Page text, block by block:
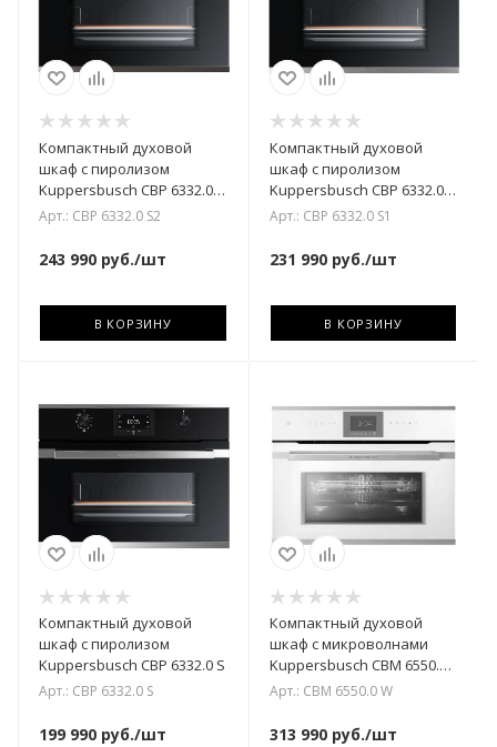
Компактный духовой
шкаф с пиролизом
Kuppersbusch CBP 6332.0
S2 Black Chrome
Арт.: CBP 6332.0 S2
243 990 руб./шт
В КОРЗИНУ
Компактный духовой
шкаф с пиролизом
Kuppersbusch CBP 6332.0
S1 Stainless Steel
Арт.: CBP 6332.0 S1
231 990руб./шт
В КОРЗИНУ
Компактный духовой
шкаф с пиролизом
Kuppersbusch CBP 6332.0 S
Арт.: CBP 6332.0 S
199 990 руб./шт
Компактный духовой
шкаф с микроволнами
Kuppersbusch CBM 6550.0
W
Арт.: CBM 6550.0 W
313 990руб./шт